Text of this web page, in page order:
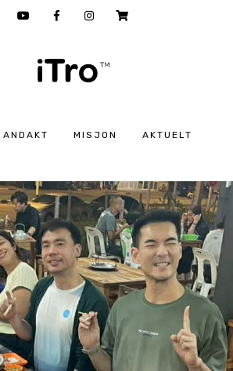
ANDAKT MISJON AKTUELT